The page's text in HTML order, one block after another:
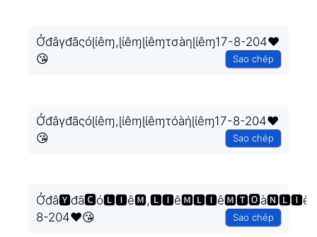
Ởđâγđãςóɭίêɱ,ɭίêɱɭίêɱτσàηɭίêɱ17-8-204❤️
😘
Sao chép
Ởđâγđãςóɭίêɱ,ɭίêɱɭίêɱτόàήɭίêɱ17-8-204❤️
😘
Sao chép
8-204❤️😘
Sao chép